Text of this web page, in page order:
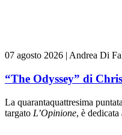
07 agosto 2026 | Andrea Di
“The Odyssey” di
La quarantaquattresima
targato L’Opinione, è dedicata